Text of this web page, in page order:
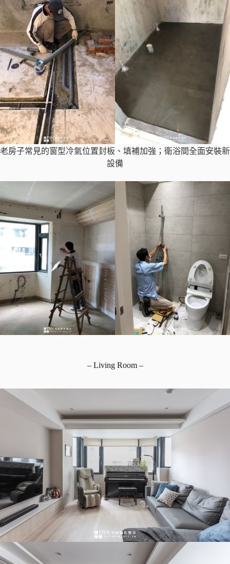
老房子常見的窗型冷氣位置封板、填補加強；衛浴間全面安裝新
設備
– Living Room –